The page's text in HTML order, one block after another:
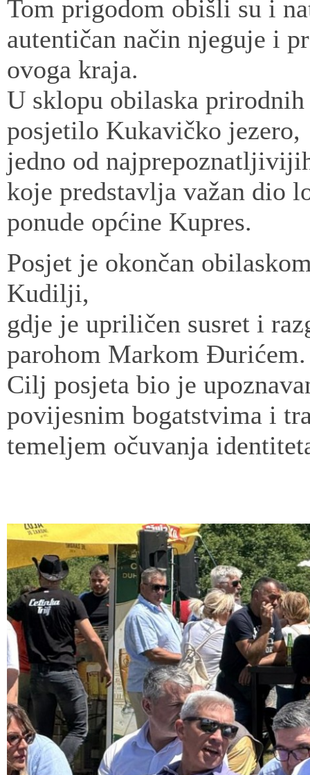
Tom prigodom obišli su i
autentičan način njeguje i
ovoga kraja.
U sklopu obilaska
posjetilo Kukavičko jezero,
jedno od
koje predstavlja važan dio
ponude općine Kupres.
Posjet je okončan
Kudilji,
gdje je upriličen susret i
parohom Markom Đurićem.
Cilj posjeta bio je
povijesnim bogatstvima i
temeljem očuvanja